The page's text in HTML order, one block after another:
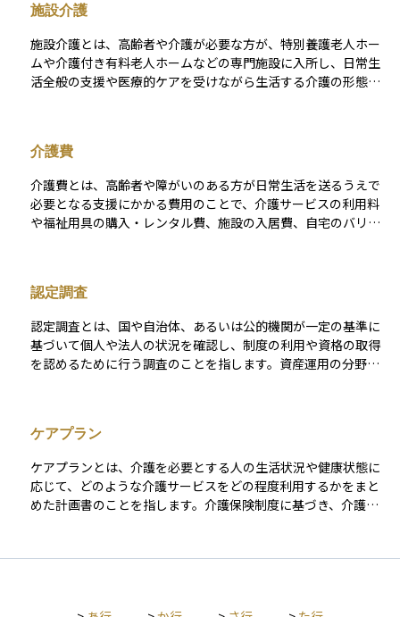
で、介護保険からのサービスを受けられるようになり、将来的
な要介護状態への進行を予防する支援を受けられます。資産運
用の観点からは、介護費用の備えとして介護保険や医療保険な
どの活用を検討する際に重要な基準となります。
施設介護
施設介護とは、高齢者や介護が必要な方が、特別養護老人ホー
ムや介護付き有料老人ホームなどの専門施設に入所し、日常生
活全般の支援や医療的ケアを受けながら生活する介護の形態で
けることができます。 施設によって費用やサービス内容に大き
な違いがあるため、入所前にしっかりとした情報収集と資金計
画が必要です。また、介護保険制度を利用することで自己負担
額が抑えられる場合もありますが、施設によっては公的保険の
適用外のサービスがある点にも注意が必要です。老後のライフ
介護費
介護費とは、高齢者や障がいのある方が日常生活を送るうえで
必要となる支援にかかる費用のことで、介護サービスの利用料
や福祉用具の購入・レンタル費、施設の入居費、自宅のバリア
決して小さくありません。 在宅介護では、例えば要介護3の方
が週3回の訪問介護と週2回のデイサービスを利用する場合、介
護サービスにかかる月額の自己負担は約8.5万円、加えておむつ
や日用品などで月1.5万円程度が必要です。合計で月約10万円と
なり、平均介護期間とされる約4年半（55か月）を想定すると
金はかかりません。標準的なケースで月10万円、4年間入所す
復帰を前提とした短期利用が多く、月額は約12万円前後です。
一方、民間の有料老人ホームでは、首都圏を中心に入居一時金
として数百万円（例：600万円）、月額利用料として25〜35万
す。 さらに、住宅のバリアフリー改修では平均約70万円（介護
認定調査
認定調査とは、国や自治体、あるいは公的機関が一定の基準に
基づいて個人や法人の状況を確認し、制度の利用や資格の取得
を認めるために行う調査のことを指します。資産運用の分野で
るうえでは、自分や家族の生活費や将来の支出を見積もる際に
こうした公的サービスの有無を把握することが大切であり、認
定調査はその前提条件を確認するプロセスのひとつといえま
す。
ケアプラン
ケアプランとは、介護を必要とする人の生活状況や健康状態に
応じて、どのような介護サービスをどの程度利用するかをまと
めた計画書のことを指します。介護保険制度に基づき、介護支
内容や利用回数が具体的に記載されます。ケアプランは本人の